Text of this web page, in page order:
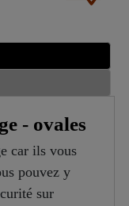
- ovales
car ils vous
pouvez y
sur